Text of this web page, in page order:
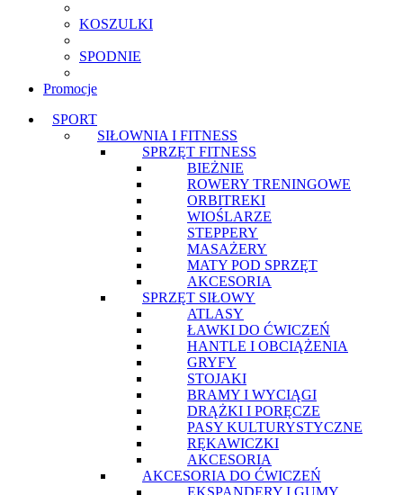
KOSZULKI
SPODNIE
Promocje
SPORT
SIŁOWNIA I FITNESS
SPRZĘT FITNESS
BIEŻNIE
ROWERY TRENINGOWE
ORBITREKI
WIOŚLARZE
STEPPERY
MASAŻERY
MATY POD SPRZĘT
AKCESORIA
SPRZĘT SIŁOWY
ATLASY
ŁAWKI DO ĆWICZEŃ
HANTLE I OBCIĄŻENIA
GRYFY
STOJAKI
BRAMY I WYCIĄGI
DRĄŻKI I PORĘCZE
PASY KULTURYSTYCZNE
RĘKAWICZKI
AKCESORIA
AKCESORIA DO ĆWICZEŃ
EKSPANDERY I GUMY